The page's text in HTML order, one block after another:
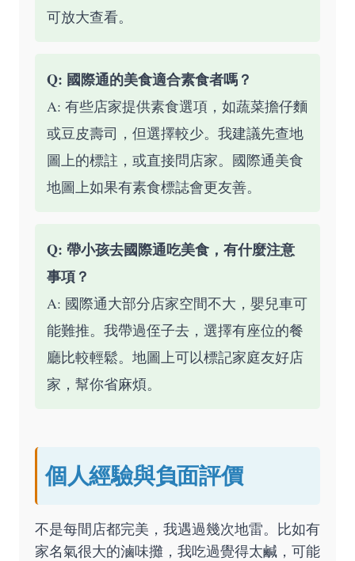
可放大查看。
Q: 國際通的美食適合素食者嗎？
A: 有些店家提供素食選項，如蔬菜擔仔麵
或豆皮壽司，但選擇較少。我建議先查地
圖上的標註，或直接問店家。國際通美食
地圖上如果有素食標誌會更友善。
Q: 帶小孩去國際通吃美食，有什麼注意
事項？
A: 國際通大部分店家空間不大，嬰兒車可
能難推。我帶過侄子去，選擇有座位的餐
廳比較輕鬆。地圖上可以標記家庭友好店
家，幫你省麻煩。
個人經驗與負面評價
不是每間店都完美，我遇過幾次地雷。比如有
家名氣很大的滷味攤，我吃過覺得太鹹，可能